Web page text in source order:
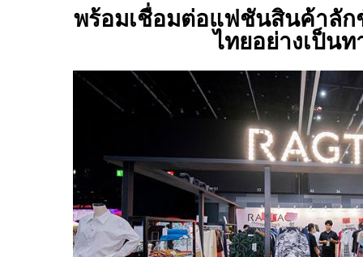
พร้อมเชื่อมต่อแฟชันสินค้าลัก
ไทยอย่างเป็นท